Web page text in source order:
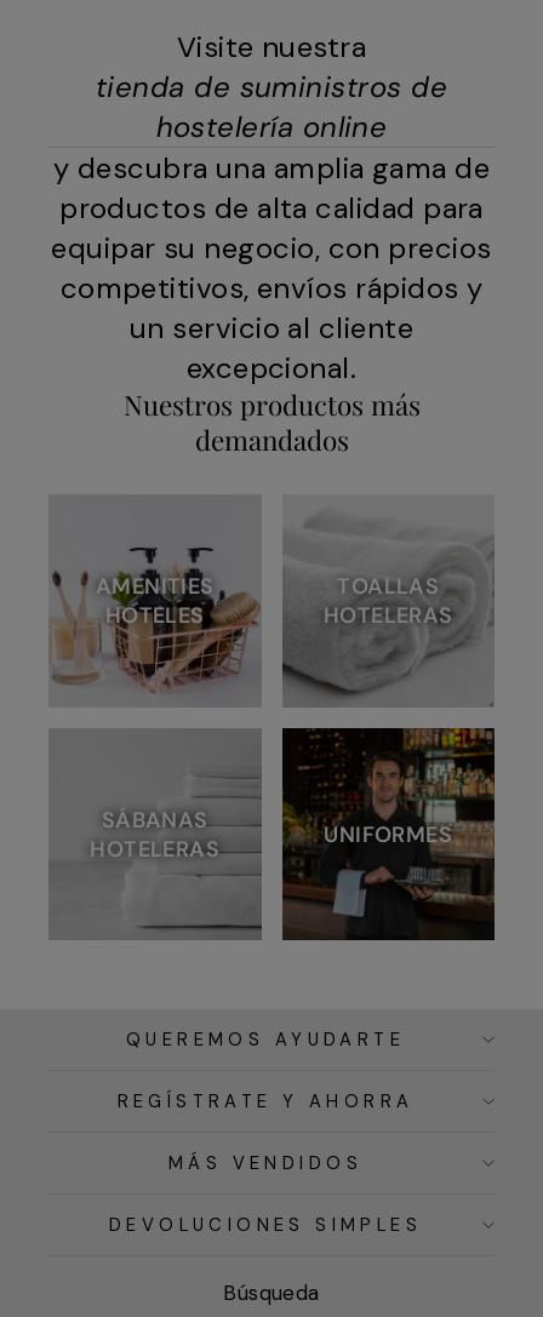
Visite nuestra
tienda de suministros de
hostelería online
y descubra una amplia gama de
productos de alta calidad para
equipar su negocio, con precios
competitivos, envíos rápidos y
un servicio al cliente
excepcional.
Nuestros productos más
demandados
AMENITIES
HOTELES
TOALLAS
HOTELERAS
SÁBANAS
HOTELERAS
UNIFORMES
QUEREMOS AYUDARTE
REGÍSTRATE Y AHORRA
MÁS VENDIDOS
DEVOLUCIONES SIMPLES
Búsqueda